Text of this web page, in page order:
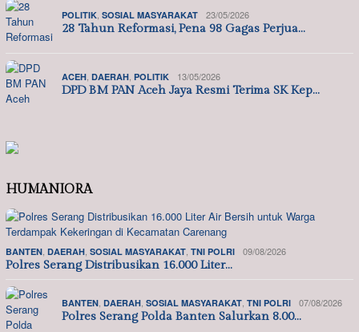
POLITIK SOSIAL MASYARAKAT 23/05/2026
28 Tahun Reformasi, Pena 98 Gagas Perjua…
ACEH DAERAH POLITIK 13/05/2026
DPD BM PAN Aceh Jaya Resmi Terima SK Kep…
HUMANIORA
BANTEN DAERAH SOSIAL MASYARAKAT TNI POLRI 09/08/2026
Polres Serang Distribusikan 16.000 Liter…
BANTEN DAERAH SOSIAL MASYARAKAT TNI POLRI 07/08/2026
Polres Serang Polda Banten Salurkan 8.00…